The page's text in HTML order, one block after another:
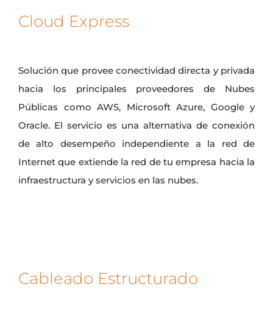
Cloud Express
Solución que provee conectividad directa y privada
hacia los principales proveedores de Nubes
Públicas como AWS, Microsoft Azure, Google y
Oracle. El servicio es una alternativa de conexión
de alto desempeño independiente a la red de
Internet que extiende la red de tu empresa hacia la
infraestructura y servicios en las nubes.
Cableado Estructurado